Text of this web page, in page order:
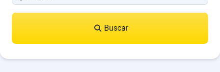
Buscar